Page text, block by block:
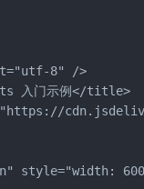
8" />
入门示例</title>
style="width: